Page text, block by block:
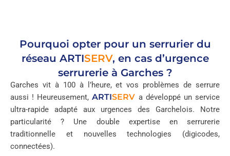
Pourquoi opter pour un serrurier du
réseau ARTISERV, en cas d’urgence
serrurerie à Garches ?
Garches vit à 100 à l’heure, et vos problèmes de serrure
aussi ! Heureusement,ARTISERV a développé un service
ultra-rapide adapté aux urgences des Garchelois. Notre
particularité ? Une double expertise en serrurerie
traditionnelle et nouvelles technologies (digicodes,
connectées).